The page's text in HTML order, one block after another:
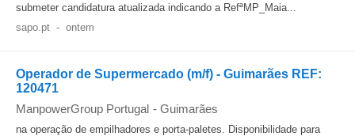
submeter candidatura atualizada indicando a RefªMP_Maia...
sapo.pt - ontem
Operador de Supermercado (m/f) - Guimarães REF:
120471
ManpowerGroup Portugal - Guimarães
na operação de empilhadores e porta-paletes. Disponibilidade para